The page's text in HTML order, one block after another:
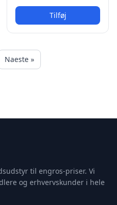
Tilføj
Naeste »
til engros-priser. Vi
og erhvervskunder i hele